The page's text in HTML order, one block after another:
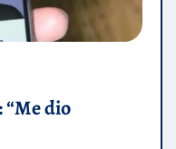
“Me dio